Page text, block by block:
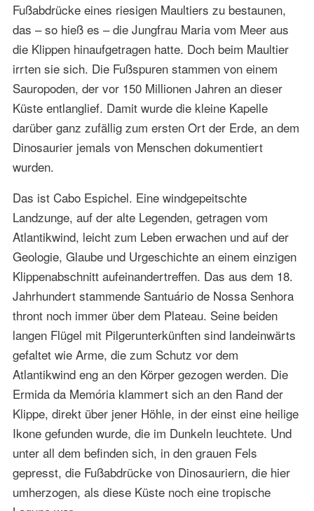
Fußabdrücke eines riesigen Maultiers zu bestaunen,
das – so hieß es – die Jungfrau Maria vom Meer aus
die Klippen hinaufgetragen hatte. Doch beim Maultier
irrten sie sich. Die Fußspuren stammen von einem
Sauropoden, der vor 150 Millionen Jahren an dieser
Küste entlanglief. Damit wurde die kleine Kapelle
darüber ganz zufällig zum ersten Ort der Erde, an dem
Dinosaurier jemals von Menschen dokumentiert
wurden.
Das ist Cabo Espichel. Eine windgepeitschte
Landzunge, auf der alte Legenden, getragen vom
Atlantikwind, leicht zum Leben erwachen und auf der
Geologie, Glaube und Urgeschichte an einem einzigen
Klippenabschnitt aufeinandertreffen. Das aus dem 18.
Jahrhundert stammende Santuário de Nossa Senhora
thront noch immer über dem Plateau. Seine beiden
langen Flügel mit Pilgerunterkünften sind landeinwärts
gefaltet wie Arme, die zum Schutz vor dem
Atlantikwind eng an den Körper gezogen werden. Die
Ermida da Memória klammert sich an den Rand der
Klippe, direkt über jener Höhle, in der einst eine heilige
Ikone gefunden wurde, die im Dunkeln leuchtete. Und
unter all dem befinden sich, in den grauen Fels
gepresst, die Fußabdrücke von Dinosauriern, die hier
umherzogen, als diese Küste noch eine tropische